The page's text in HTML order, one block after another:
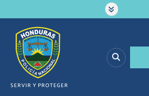
a
SERVIR Y PROTEGER